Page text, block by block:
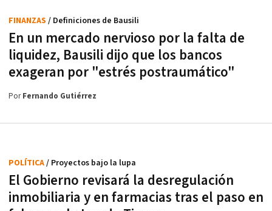
En un mercado nervioso por la falta de
liquidez, Bausili dijo que los bancos
exageran por "estrés postraumático"
FINANZAS / Definiciones de Bausili
PorFernando Gutiérrez
El Gobierno revisará la desregulación
inmobiliaria y en farmacias tras el paso en
POLÍTICA/ Proyectos bajo la lupa